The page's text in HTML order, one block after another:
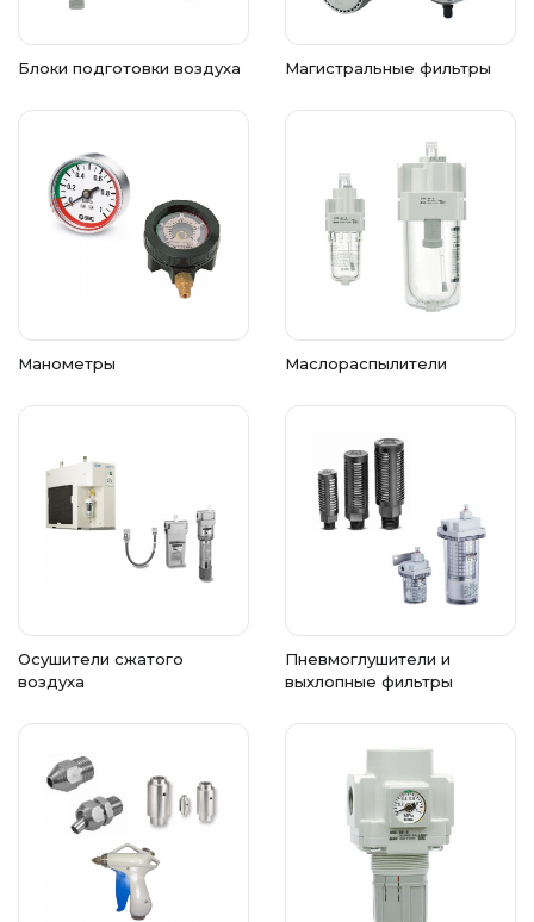
Блоки подготовки воздуха Магистральные фильтры
Манометры Маслораспылители
Осушители сжатого
воздуха
Пневмоглушители и
выхлопные фильтры